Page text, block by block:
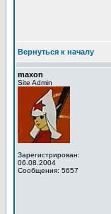
Вернуться к началу
maxon
Site Admin
Зарегистрирован:
06.08.2004
Сообщения: 5657